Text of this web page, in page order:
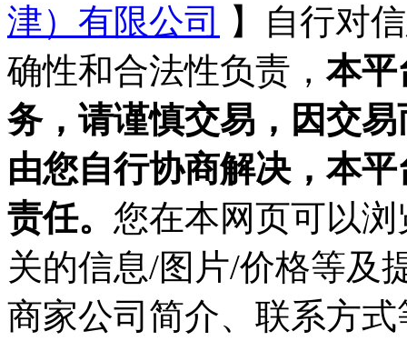
津）有限公司
】自行对
确性和合法性负责，本平
务，请谨慎交易，因交
由您自行协商解决，本
责任。 您在本网页可以
关的信息/图片/价格等及
商家公司简介、联系方